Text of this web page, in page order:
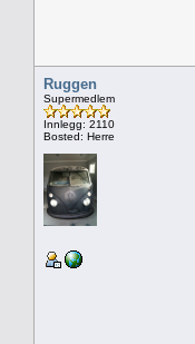
Ruggen
Supermedlem
Innlegg: 2110
Bosted: Herre